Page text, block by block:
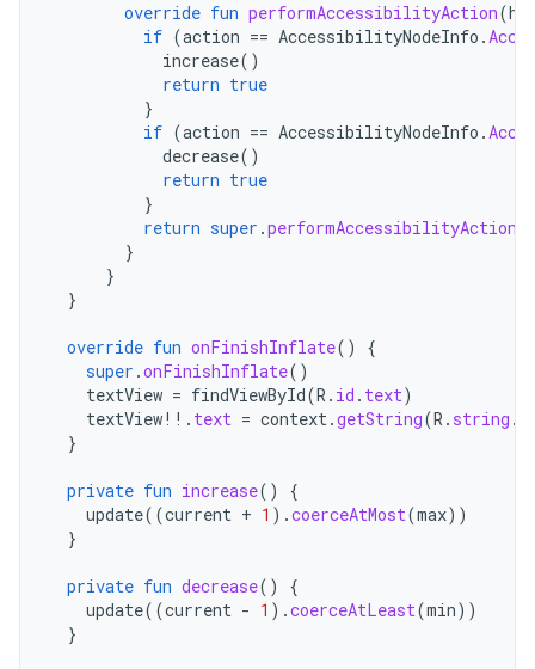
override fun performAccessibilityAction(
if (action == AccessibilityNodeInfo .
increase()
return true
}
if (action == AccessibilityNodeInfo .
decrease()
return true
}
return super .performAccessibilityAction
}
}
}
override fun onFinishInflate()
{
super .onFinishInflate()
textView = findViewById(R . id . text)
textView!! . text = context.getString(R . string .
}
private fun increase()
{
update((current + 1 ).coerceAtMost(max))
}
private fun decrease()
{
update((current - 1 ).coerceAtLeast(min))
}